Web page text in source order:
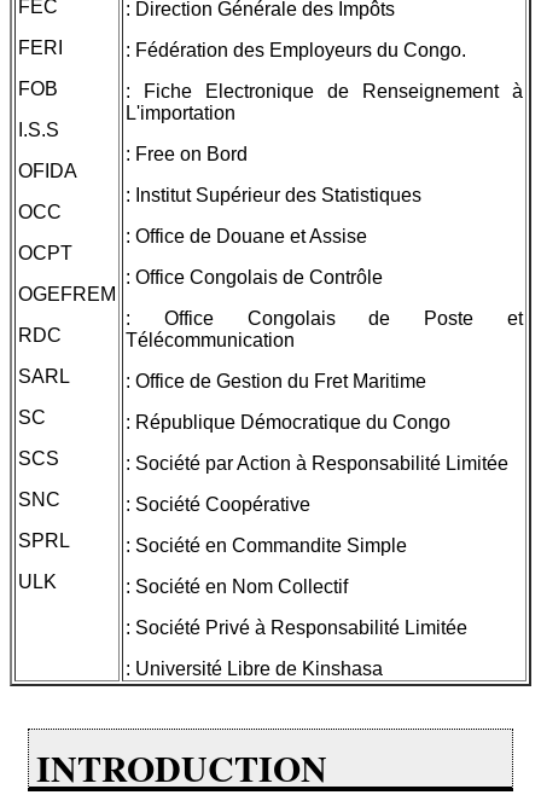
FEC
FERI
FOB
I.S.S
OFIDA
OCC
OCPT
OGEFREM
RDC
SARL
SC
SCS
SNC
SPRL
ULK
: Direction Générale des Impôts
: Fédération des Employeurs du Congo.
: Fiche Electronique de Renseignement à
L'importation
: Free on Bord
: Institut Supérieur des Statistiques
: Office de Douane et Assise
: Office Congolais de Contrôle
: Office Congolais de Poste et
Télécommunication
: Office de Gestion du Fret Maritime
: République Démocratique du Congo
: Société par Action à Responsabilité Limitée
: Société Coopérative
: Société en Commandite Simple
: Société en Nom Collectif
: Société Privé à Responsabilité Limitée
: Université Libre de Kinshasa
INTRODUCTION